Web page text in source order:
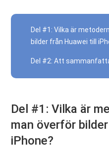
Del #1: Vilka är
bilder från Huawei till
Del #2: Att
Del #1: Vilka är
man överför
iPhone?